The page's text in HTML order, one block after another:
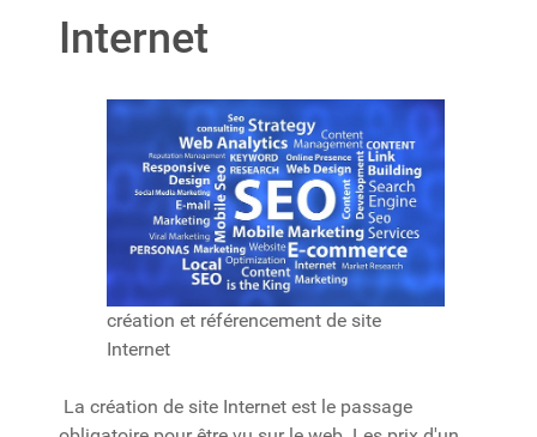
Internet
création et référencement de site
Internet
La création de site Internet est le passage